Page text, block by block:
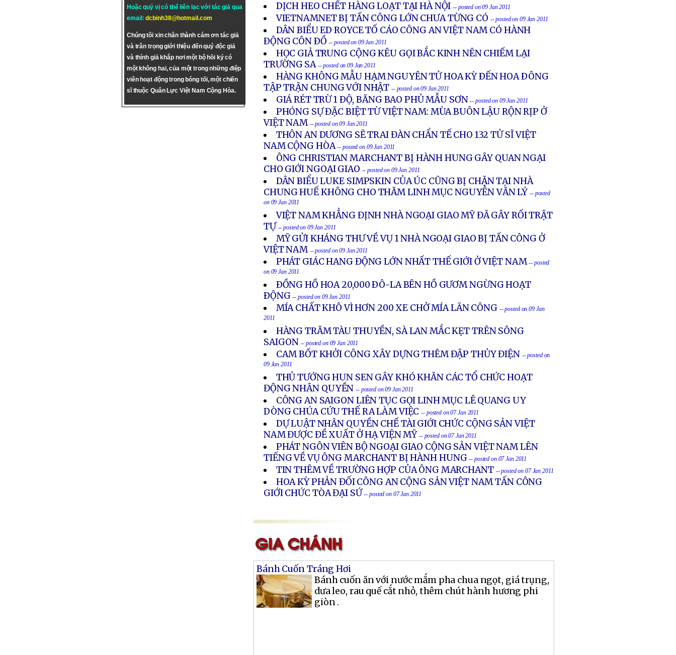
Hoặc quý vị có thể liên lạc với tác giả qua
email:dcbinh38@hotmail.com
Chúng tôi xin chân thành cám ơn tác giả
và trân trọng giới thiệu đến quý độc giả
và thính giả khắp nơi một bộ hồi ký có
một không hai, của một trong những điệp
viên hoạt động trong bóng tối, một chiến
sĩ thuộc Quân Lực Việt Nam Cộng Hòa.
DỊCH HEO CHẾT HÀNG LOẠT TẠI HÀ NỘI -- posted on 09 Jan 2011
VIETNAMNET BỊ TẤN CÔNG LỚN CHƯA TỪNG CÓ -- posted on 09 Jan 2011
DÂN BIỂU ED ROYCE TỐ CÁO CÔNG AN VIỆT NAM CÓ HÀNH
ÐỘNG CÔN ÐỒ -- posted on 09 Jan 2011
HỌC GIẢ TRUNG CỘNG KÊU GỌI BẮC KINH NÊN CHIẾM LẠI
TRƯỜNG SA -- posted on 09 Jan 2011
HÀNG KHÔNG MẪU HẠM NGUYÊN TỬ HOA KỲ ÐẾN HOA ÐÔNG
TẬP TRẬN CHUNG VỚI NHẬT-- posted on 09 Jan 2011
GIÁ RÉT TRỪ 1 ÐỘ, BĂNG BAO PHỦ MẪU SƠN-- posted on 09 Jan 2011
PHÓNG SỰ ĐẶC BIỆT TỪ VIỆT NAM: MÙA BUÔN LẬU RỘN RỊP Ở
VIỆT NAM -- posted on 09 Jan 2011
THÔN AN DƯƠNG SẼ TRAI ĐÀN CHẨN TẾ CHO 132 TỬ SĨ VIỆT
NAM CỘNG HÒA -- posted on 09 Jan 2011
ÔNG CHRISTIAN MARCHANT BỊ HÀNH HUNG GÂY QUAN NGẠI
CHO GIỚI NGOẠI GIAO -- posted on 09 Jan 2011
DÂN BIỂU LUKE SIMPSKIN CỦA ÚC CŨNG BỊ CHẶN TẠI NHÀ
CHUNG HUẾ KHÔNG CHO THĂM LINH MỤC NGUYỄN VĂN LÝ-- posted
on 09 Jan 2011
VIỆT NAM KHẲNG ĐỊNH NHÀ NGOẠI GIAO MỸ ĐÃ GÂY RỐI TRẬT
TỰ -- posted on 09 Jan 2011
MỸ GỬI KHÁNG THƯ VỀ VỤ 1 NHÀ NGOẠI GIAO BỊ TẤN CÔNG Ở
VIỆT NAM -- posted on 09 Jan 2011
PHÁT GIÁC HANG ĐỘNG LỚN NHẤT THẾ GIỚI Ở VIỆT NAM-- posted
on 09 Jan 2011
ÐỒNG HỒ HOA 20,000 ÐÔ-LA BÊN HỒ GƯƠM NGỪNG HOẠT
ÐỘNG -- posted on 09 Jan 2011
MÍA CHẤT KHÔ VÌ HƠN 200 XE CHỞ MÍA LÃN CÔNG -- posted on 09 Jan
2011
HÀNG TRĂM TÀU THUYỀN, SÀ LAN MẮC KẸT TRÊN SÔNG
SAIGON -- posted on 09 Jan 2011
CAM BỐT KHỞI CÔNG XÂY DỰNG THÊM ĐẬP THỦY ĐIỆN -- posted on
09 Jan 2011
THỦ TƯỚNG HUN SEN GÂY KHÓ KHĂN CÁC TỔ CHỨC HOẠT
ĐỘNG NHÂN QUYỀN-- posted on 09 Jan 2011
CÔNG AN SAIGON LIÊN TỤC GỌI LINH MỤC LÊ QUANG UY
DÒNG CHÚA CỨU THẾ RA LÀM VIỆC -- posted on 07 Jan 2011
DỰ LUẬT NHÂN QUYỀN CHẾ TÀI GIỚI CHỨC CỘNG SẢN VIỆT
NAM ĐƯỢC ĐỀ XUẤT Ở HẠ VIỆN MỸ -- posted on 07 Jan 2011
PHÁT NGÔN VIÊN BỘ NGOẠI GIAO CỘNG SẢN VIỆT NAM LÊN
TIẾNG VỀ VỤ ÔNG MARCHANT BỊ HÀNH HUNG-- posted on 07 Jan 2011
TIN THÊM VỀ TRƯỜNG HỢP CỦA ÔNG MARCHANT -- posted on 07 Jan 2011
HOA KỲ PHẢN ĐỐI CÔNG AN CỘNG SẢN VIỆT NAM TẤN CÔNG
GIỚI CHỨC TÒA ĐẠI SỨ -- posted on 07 Jan 2011
Bánh Cuốn Tráng Hơi
Bánh cuốn ăn với nước mắm pha chua ngọt, giá trụng,
dưa leo, rau quế cắt nhỏ, thêm chút hành hương phi
giòn .